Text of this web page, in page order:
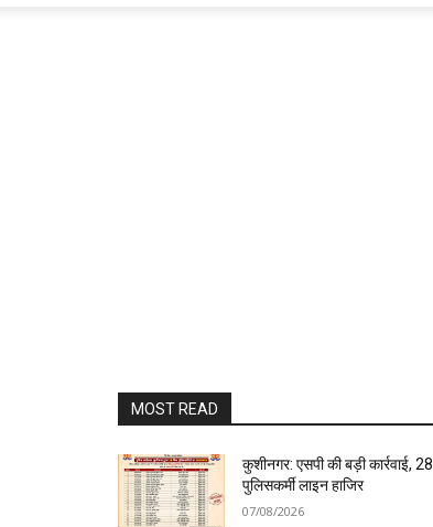
MOST READ
कुशीनगर: एसपी की बड़ी कार्रवाई, 28
पुलिसकर्मी लाइन हाजिर
07/08/2026